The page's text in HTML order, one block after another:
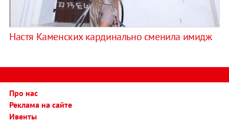
Настя Каменских кардинально сменила имидж
Про нас
Реклама на сайте
Ивенты